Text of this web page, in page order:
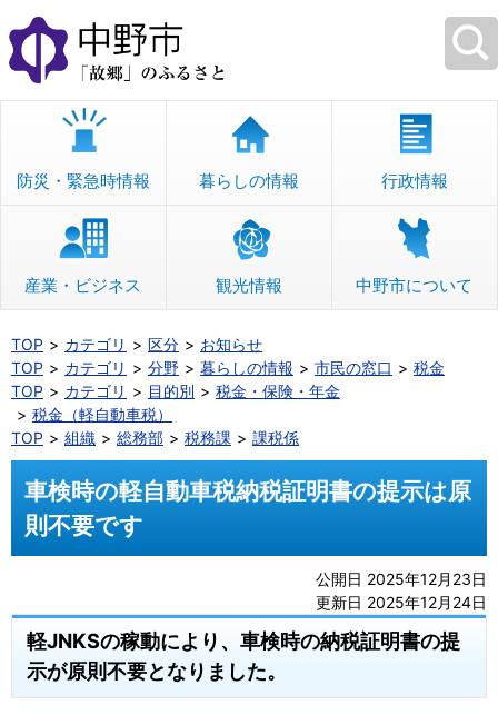
本
文
へ
移
防災・緊急時情報 暮らしの情報 行政情報
産業・ビジネス 観光情報 中野市について
TOP カテゴリ 区分
お知らせ
TOP
カテゴリ 分野 暮らしの情報 市民の窓口
税金
TOP
カテゴリ 目的別
税金・保険・年金
税金（軽自動車税）
TOP
組織 総務部 税務課 課税係
車検時の軽自動車税納税証明書の提示は原
則不要です
公開日 2025年12月23日
更新日 2025年12月24日
軽JNKSの稼動により、車検時の納税証明書の提
示が原則不要となりました。